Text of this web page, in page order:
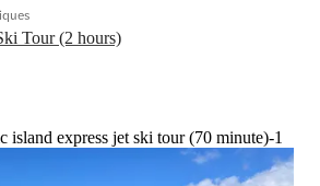
Tour (2 hours)
island express jet ski tour (70 minute)-1